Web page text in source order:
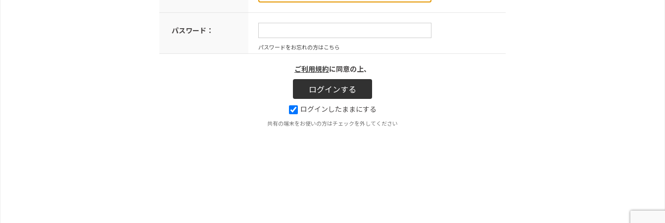
パスワード：
パスワードをお忘れの方はこちら
ご利用規約に同意の上、
ログインしたままにする
共有の端末をお使いの方はチェックを外してください